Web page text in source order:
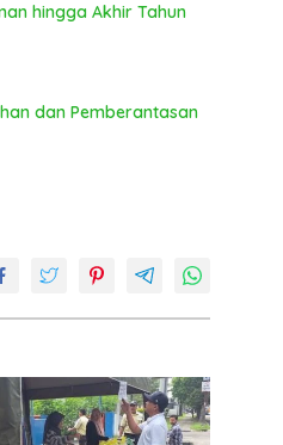
hingga Akhir Tahun
dan Pemberantasan